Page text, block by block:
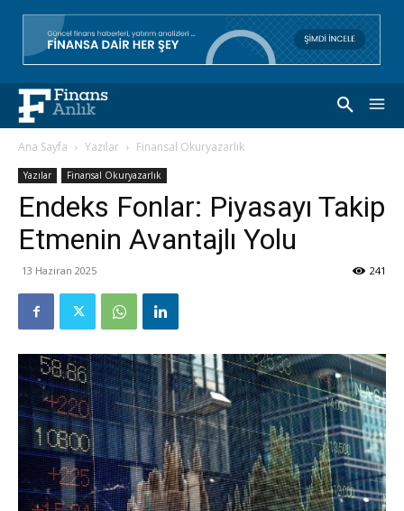
Ana Sayfa Yazılar Finansal Okuryazarlık
Yazılar Finansal Okuryazarlık
Endeks Fonlar: Piyasayı Takip
Etmenin Avantajlı Yolu
13 Haziran 2025 241